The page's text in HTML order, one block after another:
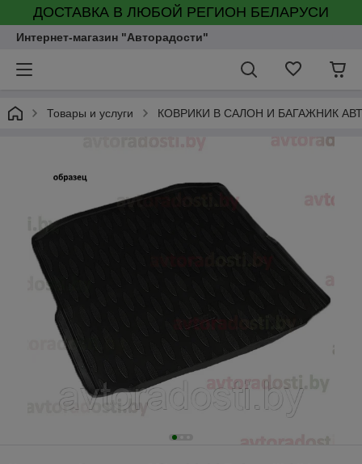
ДОСТАВКА В ЛЮБОЙ РЕГИОН БЕЛАРУСИ
Интернет-магазин "Авторадости"
Товары и услуги КОВРИКИ В САЛОН И БАГАЖНИК